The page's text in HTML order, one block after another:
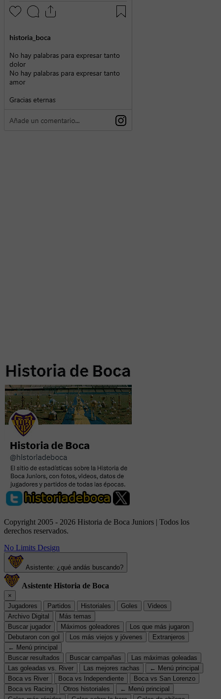
Copyright 2005 - 2026 Historia de Boca Juniors | Todos los
derechos reservados.
No Limits Design
Asistente: ¿qué andás buscando?
Asistente Historia de Boca
×
Jugadores
Partidos Historiales Goles
Videos
Archivo Digital
Más temas
Buscar jugador
Máximos goleadores
Los que más jugaron
Debutaron con gol
Los más viejos y jóvenes
Extranjeros
← Menú principal
Buscar resultados
Buscar campañas
Las máximas goleadas
Las goleadas vs. River
Las mejores rachas
← Menú principal
Boca vs River
Boca vs Independiente
Boca vs San Lorenzo
Boca vs Racing
Otros historiales
← Menú principal